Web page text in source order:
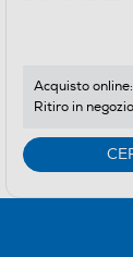
Acquisto online:
Ritiro in